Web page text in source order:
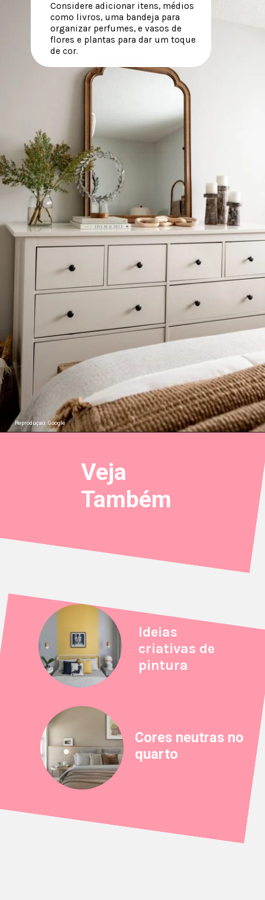
Considere adicionar itens, médios
como livros, uma bandeja para
organizar perfumes, e vasos de
flores e plantas para dar um toque
de cor.
Reproduçao: Google
Veja
Também
Ideias
criativas de
pintura
Cores neutras no
quarto